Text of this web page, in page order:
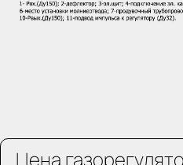
Цена